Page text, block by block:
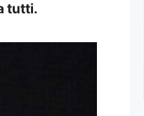
tutti.